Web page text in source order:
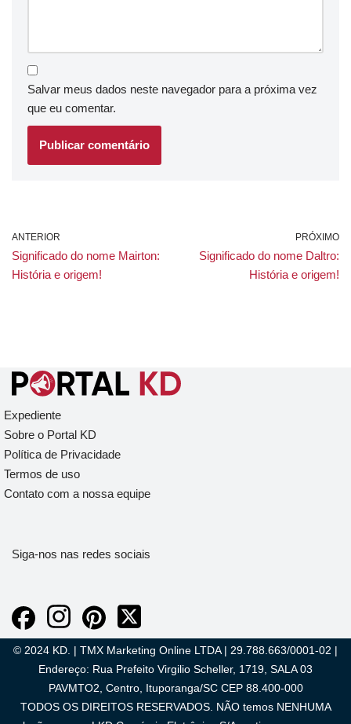
Salvar meus dados neste navegador para a próxima vez
que eu comentar.
ANTERIOR
Significado do nome Mairton:
História e origem!
PRÓXIMO
Significado do nome Daltro:
História e origem!
Expediente
Sobre o Portal KD
Política de Privacidade
Termos de uso
Contato com a nossa equipe
Siga-nos nas redes sociais
© 2024 KD. | TMX Marketing Online LTDA | 29.788.663/0001-02 |
Endereço: Rua Prefeito Virgilio Scheller, 1719, SALA 03
PAVMTO2, Centro, Ituporanga/SC CEP 88.400-000
TODOS OS DIREITOS RESERVADOS. NÃO temos NENHUMA